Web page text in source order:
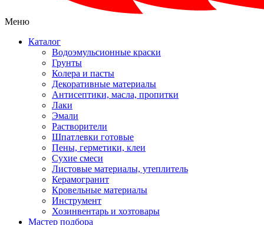
Меню
Каталог
Водоэмульсионные краски
Грунты
Колера и пасты
Декоративные материалы
Антисептики, масла, пропитки
Лаки
Эмали
Растворители
Шпатлевки готовые
Пены, герметики, клеи
Сухие смеси
Листовые материалы, утеплитель
Керамогранит
Кровельные материалы
Инструмент
Хозинвентарь и хозтовары
Мастер подбора